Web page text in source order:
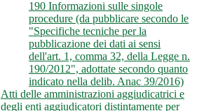
190 Informazioni sulle singole
procedure (da pubblicare secondo le
"Specifiche tecniche per la
pubblicazione dei dati ai sensi
dell'art. 1, comma 32, della Legge n.
190/2012", adottate secondo quanto
indicato nella delib. Anac 39/2016)
Atti delle amministrazioni aggiudicatrici e
degli enti aggiudicatori distintamente per